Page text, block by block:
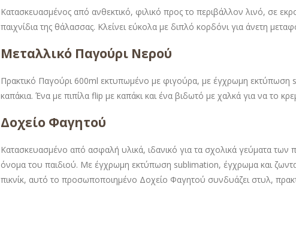
Κατασκευασμένος από ανθεκτικό, φιλικό προς το περιβάλλον λινό, σε
παιχνίδια της θάλασσας. Κλείνει εύκολα με διπλό κορδόνι για άνετη
Μεταλλικό Παγούρι Νερού
Πρακτικό Παγούρι 600ml εκτυπωμένο με φιγούρα, με έγχρωμη
καπάκια. Ένα με πιπίλα flip με καπάκι και ένα βιδωτό με χαλκά για να το
Δοχείο Φαγητού
Κατασκευασμένο από ασφαλή υλικά, ιδανικό για τα σχολικά γεύματα των
όνομα του παιδιού. Με έγχρωμη εκτύπωση sublimation, έγχρωμα και
πικνίκ, αυτό το προσωποποιημένο Δοχείο Φαγητού συνδυάζει στυλ,